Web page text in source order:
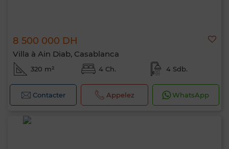
8 500 000 DH
Villa à Ain Diab, Casablanca
320 m² 4 Ch. 4 Sdb.
Contacter Appelez WhatsApp